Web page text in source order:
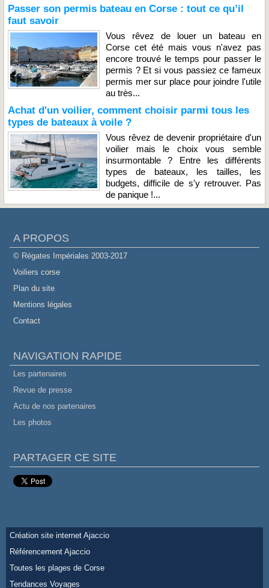
Passer son permis bateau en Corse : tout ce qu’il
faut savoir
Vous rêvez de louer un bateau en
Corse cet été mais vous n'avez pas
encore trouvé le temps pour passer le
permis ? Et si vous passiez ce fameux
permis mer sur place pour joindre l'utile
au très...
Achat d'un voilier, comment choisir parmi tous les
types de bateaux à voile ?
Vous rêvez de devenir propriétaire d'un
voilier mais le choix vous semble
insurmontable ? Entre les différents
types de bateaux, les tailles, les
budgets, difficile de s'y retrouver. Pas
de panique !...
A PROPOS
© Régates Impériales 2003-2017
Voiliers corse
Plan du site
Mentions légales
Contact
NAVIGATION RAPIDE
Les partenaires
Revue de presse
Actu de nos partenaires
Les photos
PARTAGER CE SITE
Création site internet Ajaccio
Référencement Ajaccio
Toutes les plages de Corse
Tendances Voyages